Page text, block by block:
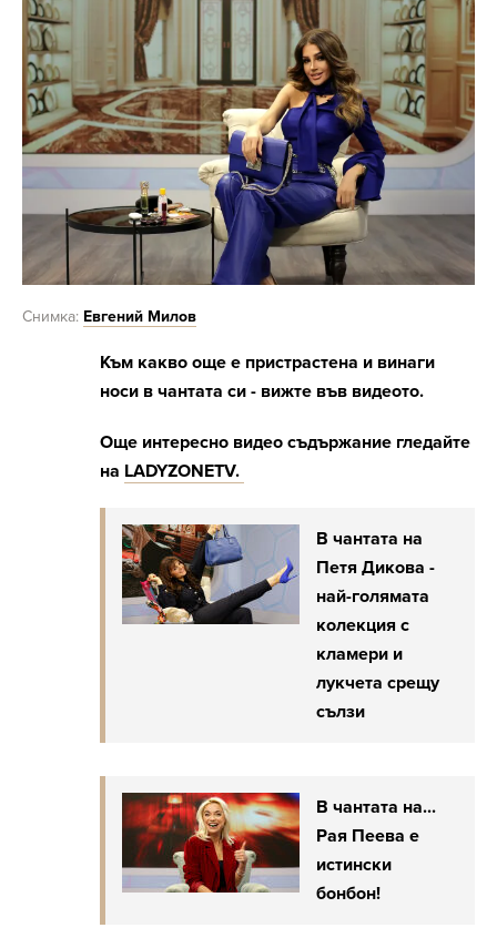
Снимка: Евгений Милов
Към какво още е пристрастена и винаги
носи в чантата си - вижте във видеото.
Още интересно видео съдържание гледайте
на LADYZONETV.
В чантата на
Петя Дикова -
най-голямата
колекция с
кламери и
лукчета срещу
сълзи
В чантата на...
Рая Пеева е
истински
бонбон!